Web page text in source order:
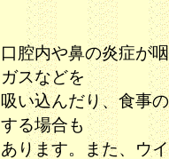
口腔内や鼻の炎症が
ガスなどを
吸い込んだり、食事
する場合も
あります。また、ウ